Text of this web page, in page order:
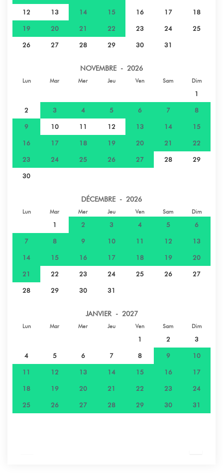
12 13 14 15 16 17 18
19 20 21 22 23 24 25
26 27 28 29 30 31
NOVEMBRE - 2026
Lun Mar Mer Jeu Ven Sam Dim
1
2 3 4 5 6 7 8
9 10 11 12 13 14 15
16 17 18 19 20 21 22
23 24 25 26 27 28 29
30
DÉCEMBRE - 2026
Lun Mar Mer Jeu Ven Sam Dim
1 2 3 4 5 6
7 8 9 10 11 12 13
14 15 16 17 18 19 20
21 22 23 24 25 26 27
28 29 30 31
JANVIER - 2027
Lun Mar Mer Jeu Ven Sam Dim
1 2 3
4 5 6 7 8 9 10
11 12 13 14 15 16 17
18 19 20 21 22 23 24
25 26 27 28 29 30 31